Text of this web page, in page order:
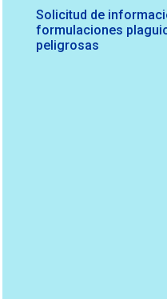
Solicitud de
formulaciones
peligrosas